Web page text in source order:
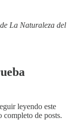
La Naturaleza del
leyendo este
completo de posts.